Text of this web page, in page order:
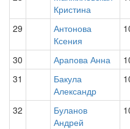
Кристина
29
Антонова
Ксения
30 Арапова Анна
31
Бакула
Александр
32
Буланов
Андрей